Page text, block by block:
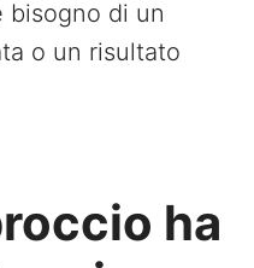
bisogno di un
o un risultato
ha